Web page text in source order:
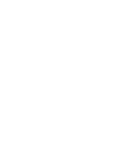
069
do nas
59